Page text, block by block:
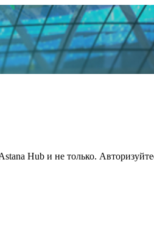
Hub и не только.